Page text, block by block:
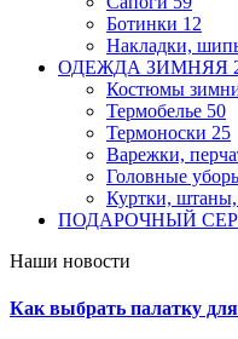
Ботинки 12
Накладки,
ОДЕЖДА ЗИМНЯЯ
Костюмы
Термобелье 50
Термоноски 25
Варежки,
Головные
Куртки,
ПОДАРОЧНЫЙ
Наши новости
Как выбрать палатку